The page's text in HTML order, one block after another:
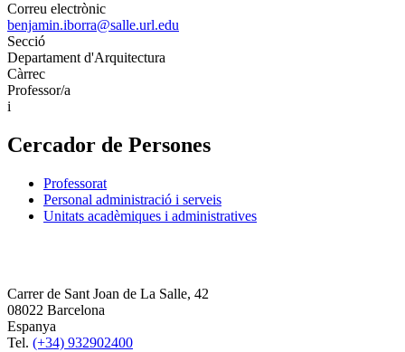
Correu electrònic
benjamin.iborra@salle.url.edu
Secció
Departament d'Arquitectura
Càrrec
Professor/a
i
Cercador de Persones
Professorat
Personal administració i serveis
Unitats acadèmiques i administratives
Carrer de Sant Joan de La Salle, 42
08022 Barcelona
Espanya
Tel. (+34) 932902400